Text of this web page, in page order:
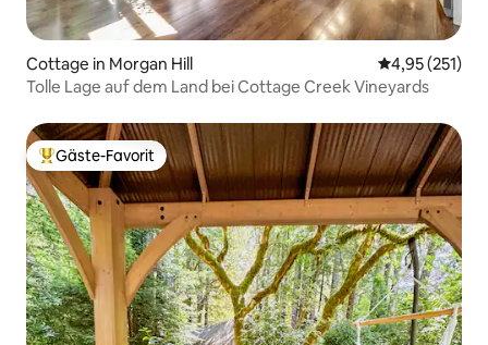
Cottage in Morgan Hill
4,95 (251)
Tolle Lage auf dem Land bei Cottage Creek Vineyards
Beliebter Gäste-Favorit.
Gäste-Favorit